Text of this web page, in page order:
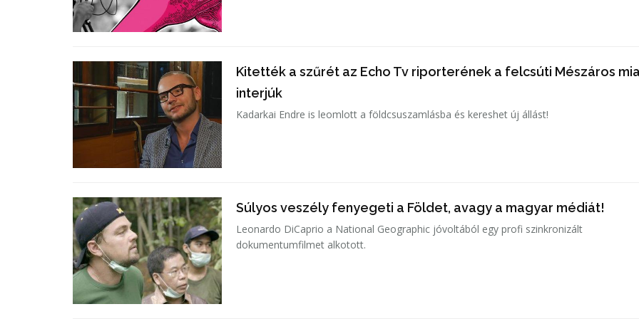
Kitették a szűrét az Echo Tv riporterének a felcsúti Mészáros
interjúk
Kadarkai Endre is leomlott a földcsuszamlásba és kereshet új állást!
Súlyos veszély fenyegeti a Földet, avagy a magyar médiát!
Leonardo DiCaprio a National Geographic jóvoltából egy profi szinkronizált
dokumentumfilmet alkotott.